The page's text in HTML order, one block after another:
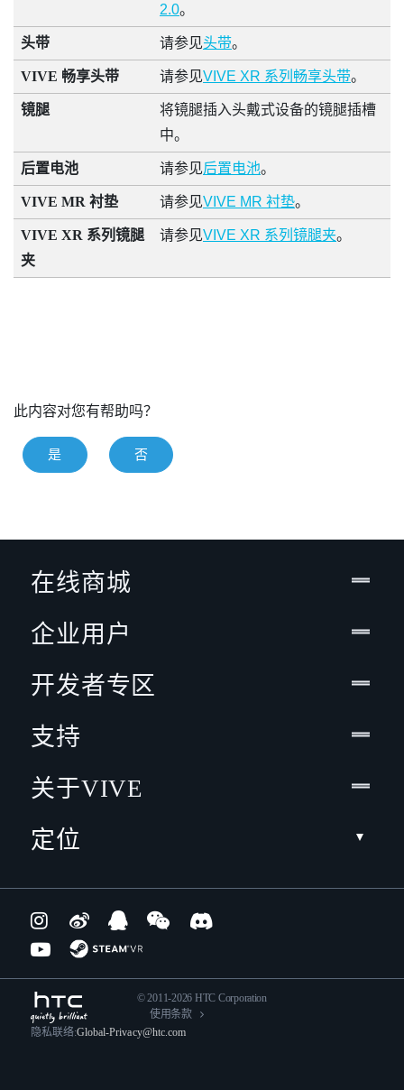
2.0。
头带 请参见头带。
VIVE 畅享头带 请参见VIVE XR 系列畅享头带。
镜腿
将镜腿插入头戴式设备的镜腿插槽
中。
后置电池 请参见后置电池。
VIVE MR 衬垫 请参见VIVE MR 衬垫。
VIVE XR 系列镜腿
夹
请参见VIVE XR 系列镜腿夹。
此内容对您有帮助吗？
是 否
在线商城
企业用户
开发者专区
支持
关于VIVE
定位
© 2011-2026 HTC Corporation
使用条款
隐私联络:Global-Privacy@htc.com